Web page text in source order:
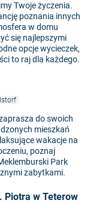
Twoje życzenia.
poznania innych
w domu
się najlepszymi
opcje wycieczek,
to raj dla każdego.
do swoich
mieszkań
wakacje na
poznaj
Park
zabytkami.
Piotra w Teterow